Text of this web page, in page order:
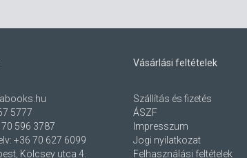
5777
596 3787
+36 70 627 6099
Kölcsey utca 4.
Vásárlási feltételek
Szállítás és fizetés
ÁSZF
Impresszum
Jogi nyilatkozat
Felhasználási feltételek